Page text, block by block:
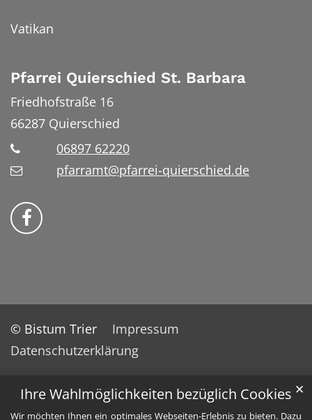
Ihre Wahlmöglichkeiten bezüglich Cookies
Wir möchten Ihnen ein optimales Webseiten-Erlebnis zu bieten. Dazu
✕
Vatikan
Pfarrei Quierschied St. Barbara
Friedhofstraße 16
66287 Quierschied
06897 62220
pfarramt@pfarrei-quierschied.de
Bistum Trier auf Facebook
© Bistum Trier
Impressum
Datenschutzerklärung